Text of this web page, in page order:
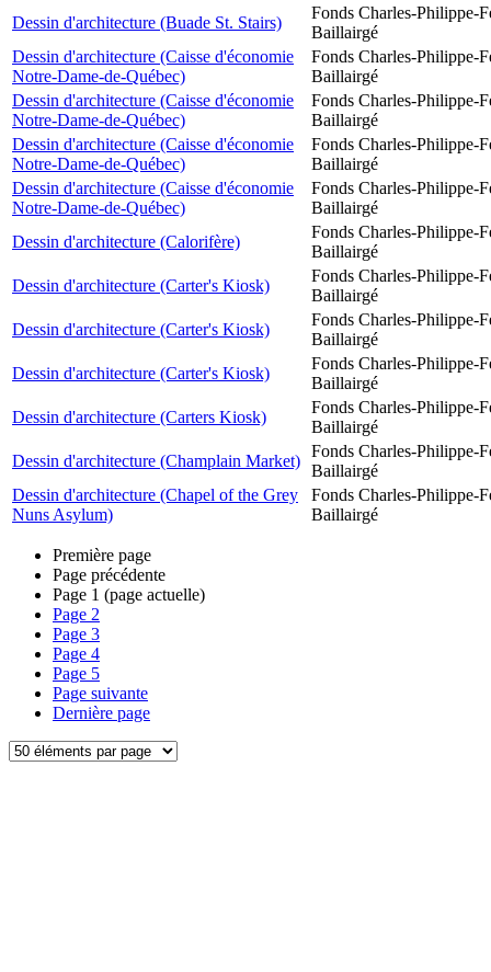
Dessin d'architecture (Buade St. Stairs)
Fonds Charles-Philippe-
Baillairgé
Dessin d'architecture (Caisse d'économie
Notre-Dame-de-Québec)
Fonds Charles-Philippe-
Baillairgé
Dessin d'architecture (Caisse d'économie
Notre-Dame-de-Québec)
Fonds Charles-Philippe-
Baillairgé
Dessin d'architecture (Caisse d'économie
Notre-Dame-de-Québec)
Fonds Charles-Philippe-
Baillairgé
Dessin d'architecture (Caisse d'économie
Notre-Dame-de-Québec)
Fonds Charles-Philippe-
Baillairgé
Dessin d'architecture (Calorifère)
Fonds Charles-Philippe-
Baillairgé
Dessin d'architecture (Carter's Kiosk)
Fonds Charles-Philippe-
Baillairgé
Dessin d'architecture (Carter's Kiosk)
Fonds Charles-Philippe-
Baillairgé
Dessin d'architecture (Carter's Kiosk)
Fonds Charles-Philippe-
Baillairgé
Dessin d'architecture (Carters Kiosk)
Fonds Charles-Philippe-
Baillairgé
Dessin d'architecture (Champlain Market)
Fonds Charles-Philippe-
Baillairgé
Dessin d'architecture (Chapel of the Grey
Nuns Asylum)
Fonds Charles-Philippe-
Baillairgé
Première page
Page précédente
Page 1 (page actuelle)
Page 2
Page 3
Page 4
Page 5
Page suivante
Dernière page